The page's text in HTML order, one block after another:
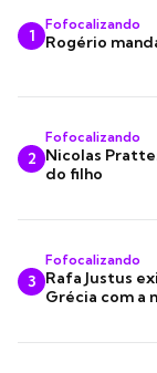
1
Fofocalizando
Rogério
2
Fofocalizando
Nicolas
do filho
3
Fofocalizando
Rafa Justus
Grécia com a